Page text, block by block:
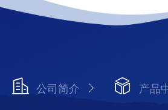
公司简介 产品